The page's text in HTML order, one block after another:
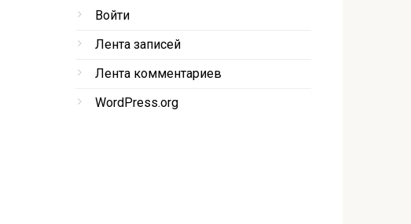
Войти
Лента записей
Лента комментариев
WordPress.org